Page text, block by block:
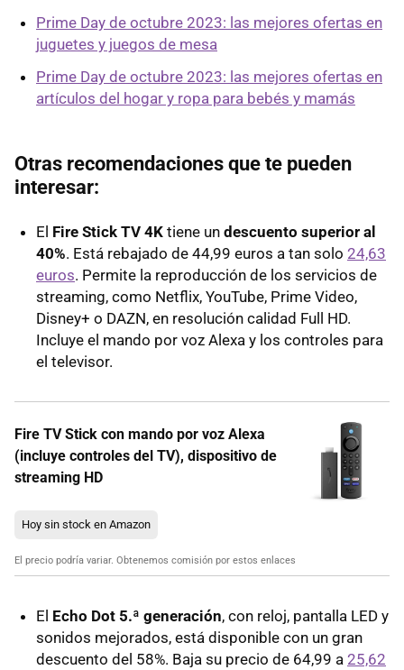
Prime Day de octubre 2023: las mejores ofertas en
juguetes y juegos de mesa
Prime Day de octubre 2023: las mejores ofertas en
artículos del hogar y ropa para bebés y mamás
Otras recomendaciones que te pueden
interesar:
El Fire Stick TV 4K tiene un descuento superior al
40%. Está rebajado de 44,99 euros a tan solo 24,63
euros. Permite la reproducción de los servicios de
streaming, como Netflix, YouTube, Prime Video,
Disney+ o DAZN, en resolución calidad Full HD.
Incluye el mando por voz Alexa y los controles para
el televisor.
Fire TV Stick con mando por voz Alexa
(incluye controles del TV), dispositivo de
streaming HD
Hoy sin stock en Amazon
El precio podría variar. Obtenemos comisión por estos enlaces
El Echo Dot 5.ª generación, con reloj, pantalla LED y
sonidos mejorados, está disponible con un gran
descuento del 58%. Baja su precio de 64,99 a 25,62